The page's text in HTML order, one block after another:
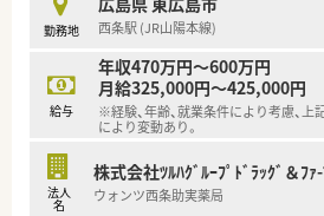
■月給には75,000円の薬剤師手当が
どの各種手当も充実です。
【勤務実態について】
■残業代は1分単位で支給され、全店
間から6時間と非常に少ないです。
■年間休日は114日設定されており
フト制を採用しています。
■有給休暇は入社半年後に法定通り
可能と利用促進されています。
勤務地 西条駅 (JR山陽本線)
給与
年収470万円～600万円
月給325,000円～425,000円
※経験、年齢、就業条件により考慮、
により変動あり。
法人
名
株式会社ﾂﾙﾊｸﾞﾙｰﾌﾟﾄﾞﾗｯｸﾞ＆ﾌ
ウォンツ西条助実薬局